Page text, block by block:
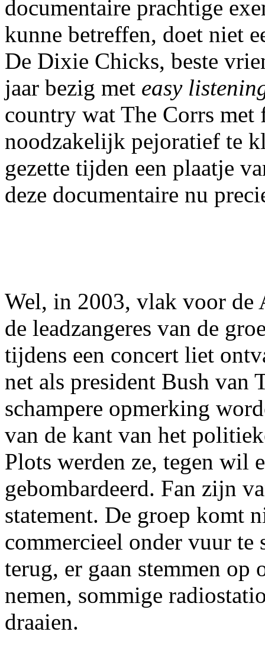
documentaire prachtige
kunne betreffen, doet niet
De Dixie Chicks, beste
jaar bezig met easy
country wat The Corrs
noodzakelijk pejoratief te
gezette tijden een plaatje
deze documentaire nu
Wel, in 2003, vlak voor de
de leadzangeres van de
tijdens een concert liet
net als president Bush van
schampere opmerking
van de kant van het
Plots werden ze, tegen wil
gebombardeerd. Fan zijn
statement. De groep komt
commercieel onder vuur te
terug, er gaan stemmen op
nemen, sommige
draaien.